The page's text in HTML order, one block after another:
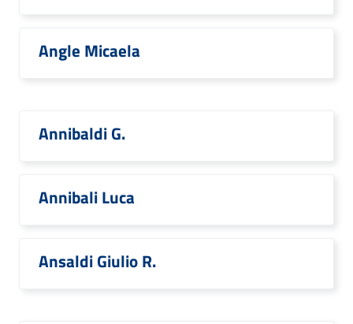
Angle Micaela
Annibaldi G.
Annibali Luca
Ansaldi Giulio R.